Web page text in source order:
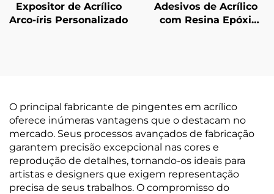
Expositor de Acrílico
Arco-íris Personalizado
Adesivos de Acrílico
com Resina Epóxi
O principal fabricante de pingentes em acrílico
oferece inúmeras vantagens que o destacam no
mercado. Seus processos avançados de fabricação
garantem precisão excepcional nas cores e
reprodução de detalhes, tornando-os ideais para
artistas e designers que exigem representação
precisa de seus trabalhos. O compromisso do